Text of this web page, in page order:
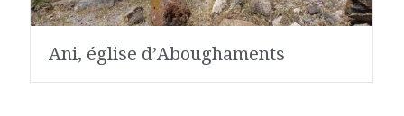
Ani, église d’Aboughaments